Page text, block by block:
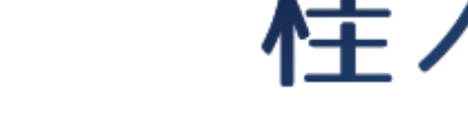
【浮気調査の流儀】